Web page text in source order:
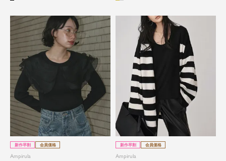
都会的で自由なムードにトレンドを。
手頃な価格で毎日に寄り添う。
Ampirula（アンピルーラ）は、「今」をまとう、洗
練カジュアル。都会的で自由なムードに、トレン
ドをひとさし。毎日に寄り添うリアルクローズを
close
新作早割 会員価格
Ampirula
新作早割 会員価格
Ampirula